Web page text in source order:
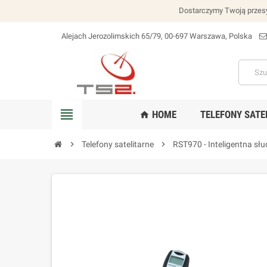
Dostarczymy Twoją
lokalizacja_na
Alejach Jerozolimskich 65/79, 00-697 Warszawa, Polska
view_headline home HOME TELEFONY
chevron_right Telefony satelitarne chevron_right RST970 - Inteligentna